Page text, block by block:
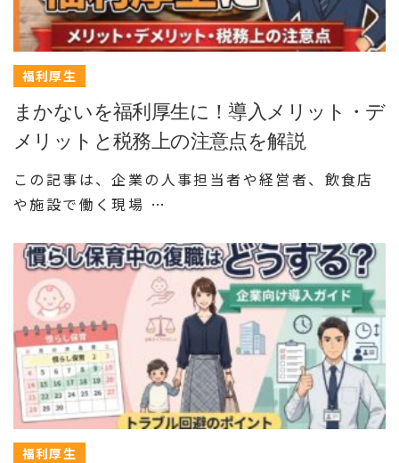
福利厚生
まかないを福利厚生に！導入メリット・デ
メリットと税務上の注意点を解説
この記事は、企業の人事担当者や経営者、飲食店
や施設で働く現場 …
福利厚生